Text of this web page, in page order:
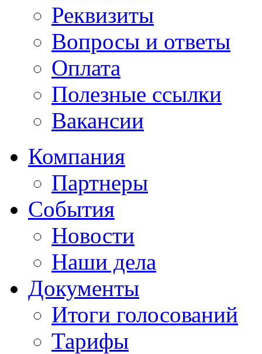
Реквизиты
Вопросы и ответы
Оплата
Полезные ссылки
Вакансии
Компания
Партнеры
События
Новости
Наши дела
Документы
Итоги голосований
Тарифы